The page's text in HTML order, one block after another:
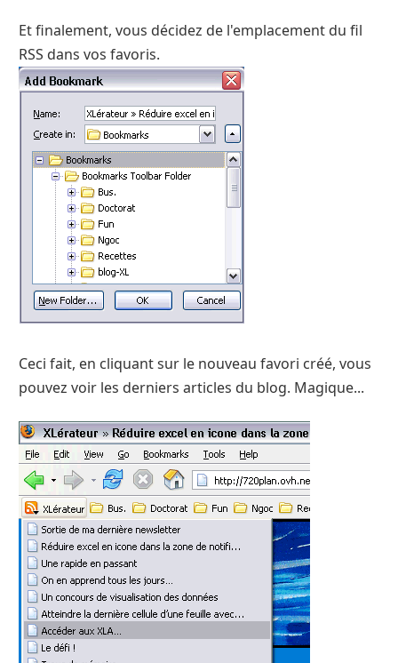
Et finalement, vous décidez de l'emplacement du fil
RSS dans vos favoris.
Ceci fait, en cliquant sur le nouveau favori créé, vous
pouvez voir les derniers articles du blog. Magique...